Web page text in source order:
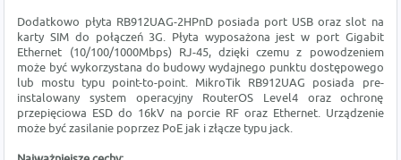
Dodatkowo płyta RB912UAG-2HPnD posiada port USB oraz slot na
karty SIM do połączeń 3G. Płyta wyposażona jest w port Gigabit
Ethernet (10/100/1000Mbps) RJ-45, dzięki czemu z powodzeniem
może być wykorzystana do budowy wydajnego punktu dostępowego
lub mostu typu point-to-point. MikroTik RB912UAG posiada pre-
instalowany system operacyjny RouterOS Level4 oraz ochronę
przepięciowa ESD do 16kV na porcie RF oraz Ethernet. Urządzenie
może być zasilanie poprzez PoE jak i złącze typu jack.